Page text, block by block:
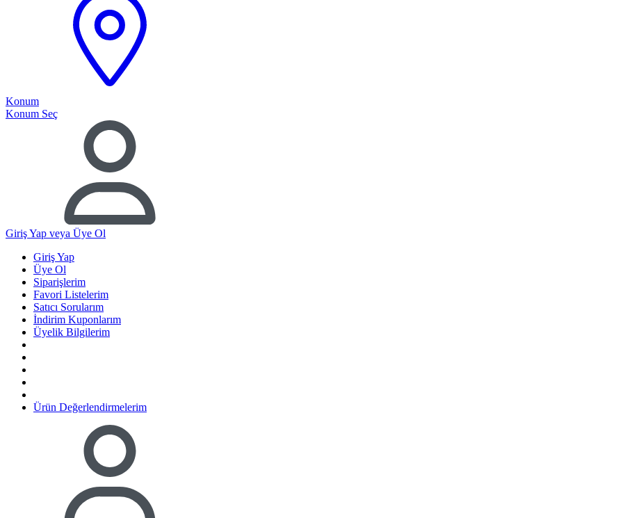
Konum
Konum Seç
Giriş Yap veya Üye Ol
Giriş Yap
Üye Ol
Siparişlerim
Favori Listelerim
Satıcı Sorularım
İndirim Kuponlarım
Üyelik Bilgilerim
Ürün Değerlendirmelerim